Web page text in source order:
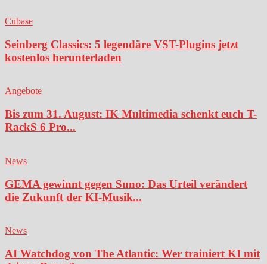
Cubase
Seinberg Classics: 5 legendäre VST-Plugins jetzt
kostenlos herunterladen
Angebote
Bis zum 31. August: IK Multimedia schenkt euch T-
RackS 6 Pro...
News
GEMA gewinnt gegen Suno: Das Urteil verändert
die Zukunft der KI-Musik...
News
AI Watchdog von The Atlantic: Wer trainiert KI mit